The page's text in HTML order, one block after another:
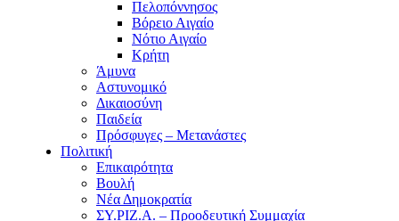
Πελοπόννησος
Βόρειο Αιγαίο
Νότιο Αιγαίο
Κρήτη
Άμυνα
Αστυνομικό
Δικαιοσύνη
Παιδεία
Πρόσφυγες – Μετανάστες
Πολιτική
Επικαιρότητα
Βουλή
Νέα Δημοκρατία
ΣΥ.ΡΙΖ.Α. – Προοδευτική Συμμαχία